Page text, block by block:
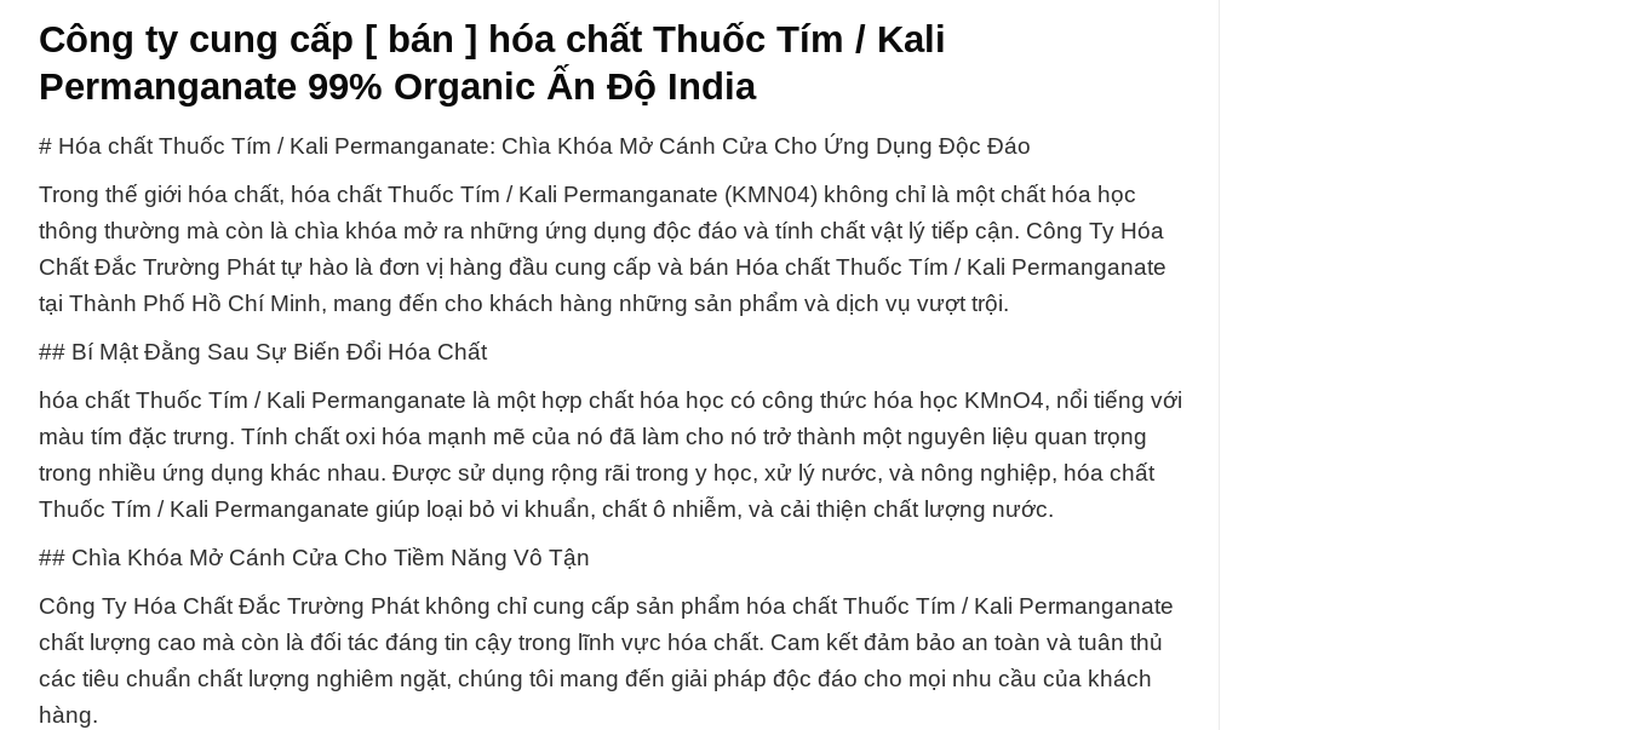
Công ty cung cấp [ bán ] hóa chất Thuốc Tím / Kali
Permanganate 99% Organic Ấn Độ India
# Hóa chất Thuốc Tím / Kali Permanganate: Chìa Khóa Mở Cánh Cửa Cho Ứng Dụng Độc Đáo
Trong thế giới hóa chất, hóa chất Thuốc Tím / Kali Permanganate (KMN04) không chỉ là một chất hóa học
thông thường mà còn là chìa khóa mở ra những ứng dụng độc đáo và tính chất vật lý tiếp cận. Công Ty Hóa
Chất Đắc Trường Phát tự hào là đơn vị hàng đầu cung cấp và bán Hóa chất Thuốc Tím / Kali Permanganate
tại Thành Phố Hồ Chí Minh, mang đến cho khách hàng những sản phẩm và dịch vụ vượt trội.
## Bí Mật Đằng Sau Sự Biến Đổi Hóa Chất
hóa chất Thuốc Tím / Kali Permanganate là một hợp chất hóa học có công thức hóa học KMnO4, nổi tiếng với
màu tím đặc trưng. Tính chất oxi hóa mạnh mẽ của nó đã làm cho nó trở thành một nguyên liệu quan trọng
trong nhiều ứng dụng khác nhau. Được sử dụng rộng rãi trong y học, xử lý nước, và nông nghiệp, hóa chất
Thuốc Tím / Kali Permanganate giúp loại bỏ vi khuẩn, chất ô nhiễm, và cải thiện chất lượng nước.
## Chìa Khóa Mở Cánh Cửa Cho Tiềm Năng Vô Tận
Công Ty Hóa Chất Đắc Trường Phát không chỉ cung cấp sản phẩm hóa chất Thuốc Tím / Kali Permanganate
chất lượng cao mà còn là đối tác đáng tin cậy trong lĩnh vực hóa chất. Cam kết đảm bảo an toàn và tuân thủ
các tiêu chuẩn chất lượng nghiêm ngặt, chúng tôi mang đến giải pháp độc đáo cho mọi nhu cầu của khách
hàng.